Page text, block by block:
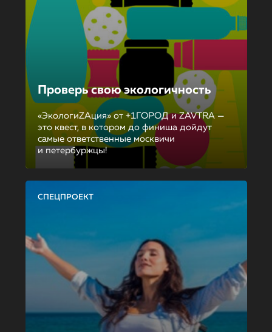
Проверь свою экологичность
«ЭкологиZAция» от +1ГОРОД и ZAVTRA —
это квест, в котором до финиша дойдут
самые ответственные москвичи
и петербуржцы!
СПЕЦПРОЕКТ